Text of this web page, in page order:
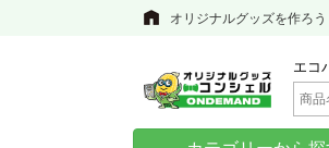
オリジナルグッズを作ろう
エコ